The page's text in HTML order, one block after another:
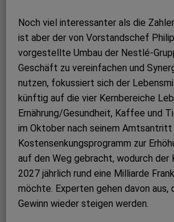
Noch viel interessanter als die
ist aber der von Vorstandschef
vorgestellte Umbau der Nestlé-
Geschäft zu vereinfachen und
nutzen, fokussiert sich der
künftig auf die vier Kernbereiche
Ernährung/Gesundheit, Kaffee und
im Oktober nach seinem
Kostensenkungsprogramm zur
auf den Weg gebracht, wodurch der
2027 jährlich rund eine Milliarde
möchte. Experten gehen davon aus,
Gewinn wieder steigen werden.